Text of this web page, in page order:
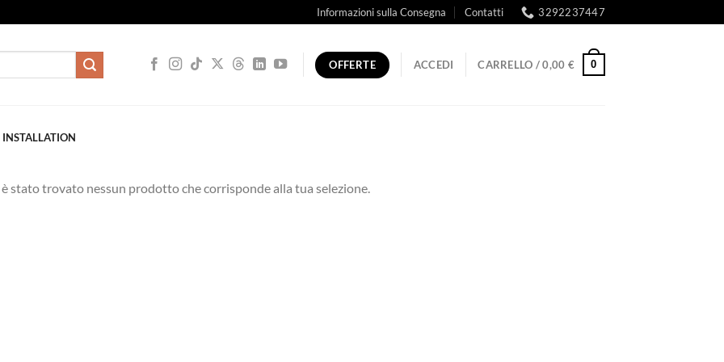
Informazioni sulla Consegna Contatti 3292237447
OFFERTE ACCEDI CARRELLO /0,00 € 0
stato trovato nessun prodotto che corrisponde alla tua selezione.